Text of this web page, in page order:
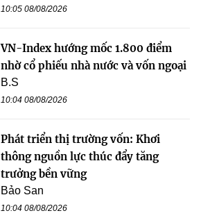
10:05 08/08/2026
VN-Index hướng mốc 1.800 điểm
nhờ cổ phiếu nhà nước và vốn ngoại
B.S
10:04 08/08/2026
Phát triển thị trường vốn: Khơi
thông nguồn lực thúc đẩy tăng
trưởng bền vững
Bảo San
10:04 08/08/2026